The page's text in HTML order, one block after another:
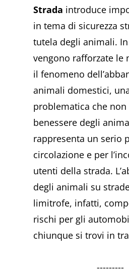
Strada introduce
in tema di sicurezza
tutela degli animali.
vengono rafforzate le
il fenomeno
animali domestici,
problematica che
benessere degli
rappresenta un serio
circolazione e per
utenti della strada.
degli animali su
limitrofe, infatti,
rischi per gli
chiunque si trovi in
---------